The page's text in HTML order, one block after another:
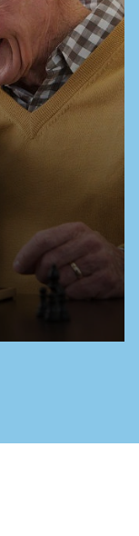
Advanced
livre
hepática
não
71,
E ou
alcoólica. N
e